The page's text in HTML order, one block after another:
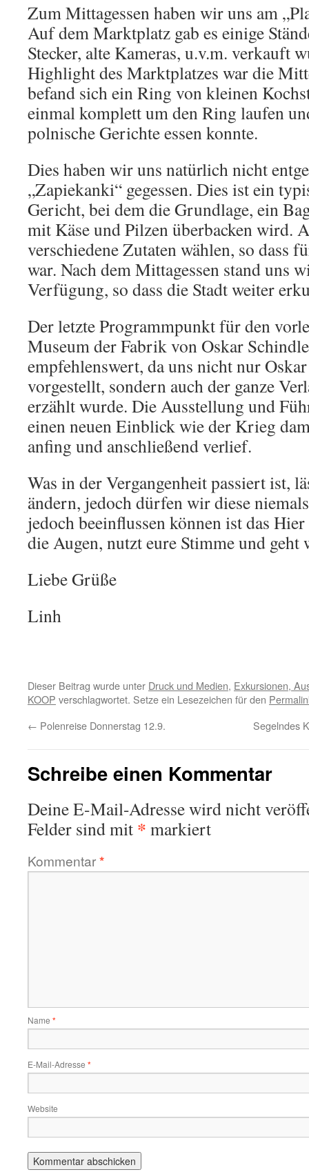
Zum Mittagessen haben wir uns am
Auf dem Marktplatz gab es einige
Stecker, alte Kameras, u.v.m. verkauft
Highlight des Marktplatzes war die
befand sich ein Ring von kleinen
einmal komplett um den Ring laufen
polnische Gerichte essen konnte.
Dies haben wir uns natürlich nicht
„Zapiekanki“ gegessen. Dies ist ein
Gericht, bei dem die Grundlage, ein
mit Käse und Pilzen überbacken wird.
verschiedene Zutaten wählen, so dass
war. Nach dem Mittagessen stand uns
Verfügung, so dass die Stadt weiter
Der letzte Programmpunkt für den
Museum der Fabrik von Oskar
empfehlenswert, da uns nicht nur
vorgestellt, sondern auch der ganze
erzählt wurde. Die Ausstellung und
einen neuen Einblick wie der Krieg
anfing und anschließend verlief.
Was in der Vergangenheit passiert ist,
ändern, jedoch dürfen wir diese
jedoch beeinflussen können ist das
die Augen, nutzt eure Stimme und geht
Liebe Grüße
Linh
Dieser Beitrag wurde unter Druck und Medien, Exkursionen,
KOOP verschlagwortet. Setze ein Lesezeichen für den
← Polenreise Donnerstag 12.9. Segelndes
Schreibe einen Kommentar
Deine E-Mail-Adresse wird nicht
Felder sind mit * markiert
Kommentar*
Name *
E-Mail-Adresse *
Website